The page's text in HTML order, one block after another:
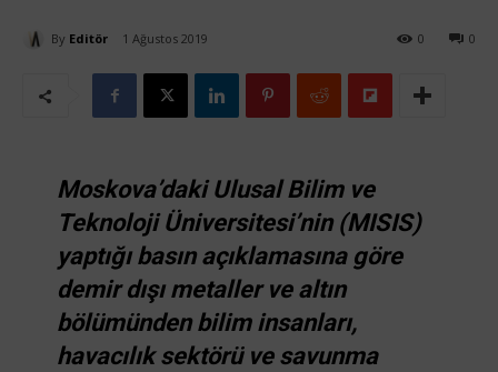
By Editör 1 Ağustos 2019 0
0
Moskova’daki Ulusal Bilim ve
Teknoloji Üniversitesi’nin (MISIS)
yaptığı basın açıklamasına göre
demir dışı metaller ve altın
bölümünden bilim insanları,
havacılık sektörü ve savunma